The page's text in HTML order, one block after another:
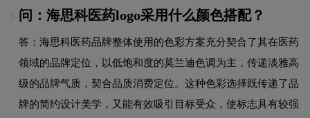
6. 问：海思科医药logo采用什么颜色搭配？
答：海思科医药品牌整体使用的色彩方案充分契合了其在医药
领域的品牌定位，以低饱和度的莫兰迪色调为主，传递淡雅高
级的品牌气质，契合品质消费定位。这种色彩选择既传递了品
牌的简约设计美学，又能有效吸引目标受众，使标志具有较强